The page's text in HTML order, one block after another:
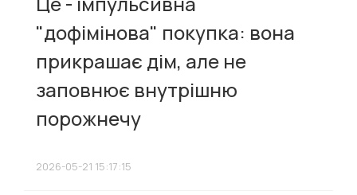
"дофімінова" покупка: вона
прикрашає дім, але не
заповнює внутрішню
порожнечу
2026-05-21 15:17:15